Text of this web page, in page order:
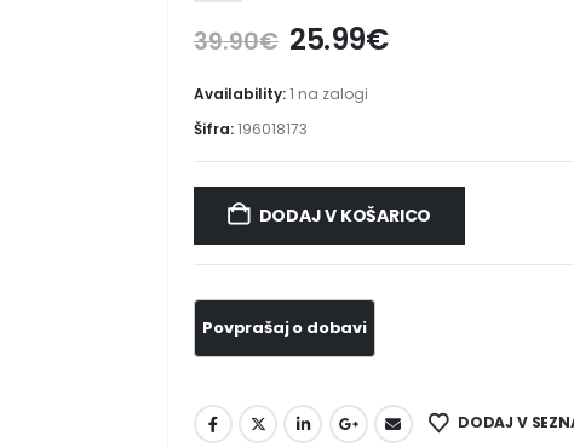
39.90€ 25.99€
Availability:1 na zalogi
Šifra:196018173
DODAJ V KOŠARICO
DODAJ V